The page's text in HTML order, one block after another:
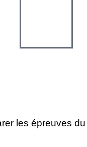
les épreuves du